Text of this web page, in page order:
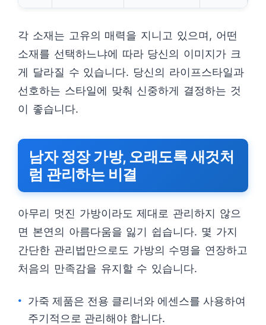
각 소재는 고유의 매력을 지니고 있으며, 어떤
소재를 선택하느냐에 따라 당신의 이미지가 크
게 달라질 수 있습니다. 당신의 라이프스타일과
선호하는 스타일에 맞춰 신중하게 결정하는 것
이 좋습니다.
남자 정장 가방, 오래도록 새것처
럼 관리하는 비결
아무리 멋진 가방이라도 제대로 관리하지 않으
면 본연의 아름다움을 잃기 쉽습니다. 몇 가지
간단한 관리법만으로도 가방의 수명을 연장하고
처음의 만족감을 유지할 수 있습니다.
가죽 제품은 전용 클리너와 에센스를 사용하여
주기적으로 관리해야 합니다.